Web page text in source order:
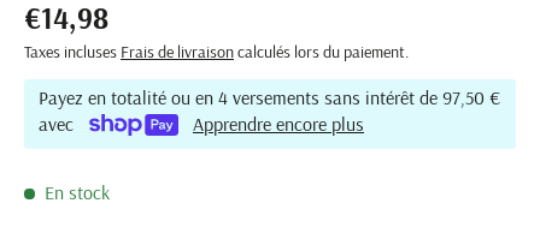
Prix habituel
€14,98
Taxes incluses Frais de livraisoncalculés lors du paiement.
Payez en totalité ou en 4 versements sans intérêt de 97,50 €
avec
Apprendre encore plus
En stock